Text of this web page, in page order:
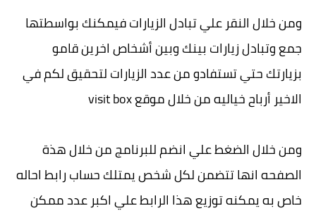
ومن خلال النقر علي تبادل الزيارات فيمكنك بواسطتها
جمع وتبادل زيارات بينك وبين أشخاص اخرين قامو
بزيارتك حتي تستفادو من عدد الزيارات لتحقيق لكم في
الاخير أرباح خياليه من خلال موقع visit box
ومن خلال الضغط علي انضم للبرنامج من خلال هذة
الصفحه انها تتضمن لكل شخص يمتلك حساب رابط احاله
خاص به يمكنه توزيع هذا الرابط علي اكبر عدد ممكن